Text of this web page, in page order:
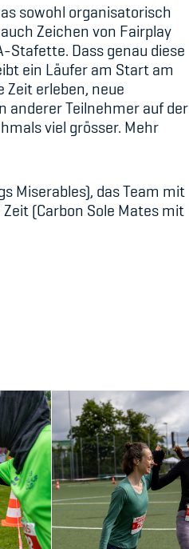
sowohl organisatorisch
Zeichen von Fairplay
Stafette. Dass genau diese
ein Läufer am Start am
erleben, neue
anderer Teilnehmer auf der
viel grösser. Mehr
Miserables), das Team mit
(Carbon Sole Mates mit